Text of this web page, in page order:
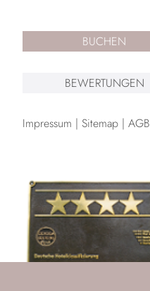
BUCHEN
BEWERTUNGEN
Impressum Sitemap AGB